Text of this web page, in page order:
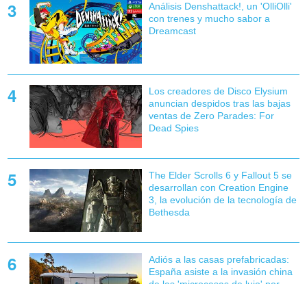
Análisis Denshattack!, un 'OlliOlli'
con trenes y mucho sabor a
Dreamcast
Los creadores de Disco Elysium
anuncian despidos tras las bajas
ventas de Zero Parades: For
Dead Spies
The Elder Scrolls 6 y Fallout 5 se
desarrollan con Creation Engine
3, la evolución de la tecnología de
Bethesda
Adiós a las casas prefabricadas:
España asiste a la invasión china